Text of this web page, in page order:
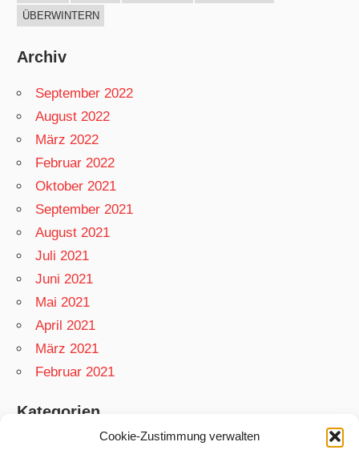
Cookie-Zustimmung verwalten
ÜBERWINTERN
Archiv
September 2022
August 2022
März 2022
Februar 2022
Oktober 2021
September 2021
August 2021
Juli 2021
Juni 2021
Mai 2021
April 2021
März 2021
Februar 2021
Kategorien